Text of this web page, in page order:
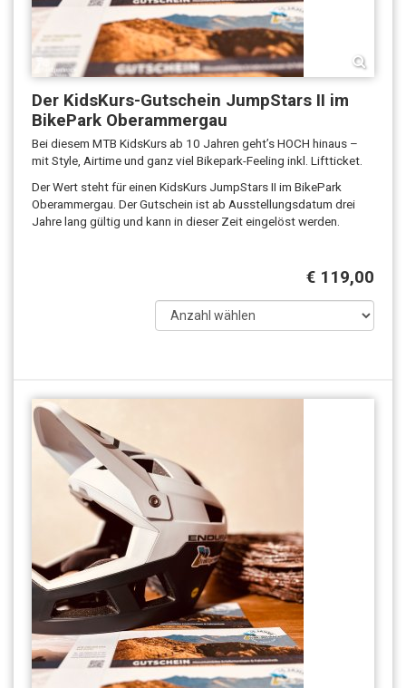
Der KidsKurs-Gutschein JumpStars II im
BikePark Oberammergau
Bei diesem MTB KidsKurs ab 10 Jahren geht’s HOCH hinaus –
mit Style, Airtime und ganz viel Bikepark-Feeling inkl. Liftticket.
Der Wert steht für einen KidsKurs JumpStars II im BikePark
Oberammergau. Der Gutschein ist ab Ausstellungsdatum drei
Jahre lang gültig und kann in dieser Zeit eingelöst werden.
€ 119,00